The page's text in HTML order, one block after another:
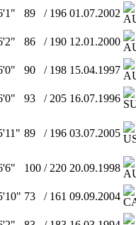
89 / 196 01.07.2002
86 / 190 12.01.2000
90 / 198 15.04.1997
93 / 205 16.07.1996
89 / 196 03.07.2005
100 / 220 20.09.1998
73 / 161 09.09.2004